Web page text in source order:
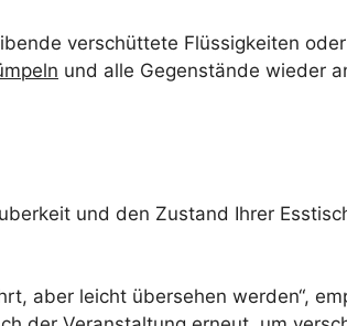
verschüttete Flüssigkeiten
und alle Gegenstände wieder
und den Zustand Ihrer
aber leicht übersehen werden“,